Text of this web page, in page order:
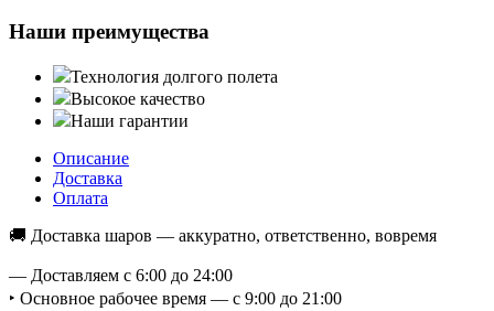
Наши преимущества
Технология долгого полета
Высокое качество
Наши гарантии
Описание
Доставка
Оплата
🚚 Доставка шаров — аккуратно, ответственно, вовремя
— Доставляем с 6:00 до 24:00
‣ Основное рабочее время — с 9:00 до 21:00